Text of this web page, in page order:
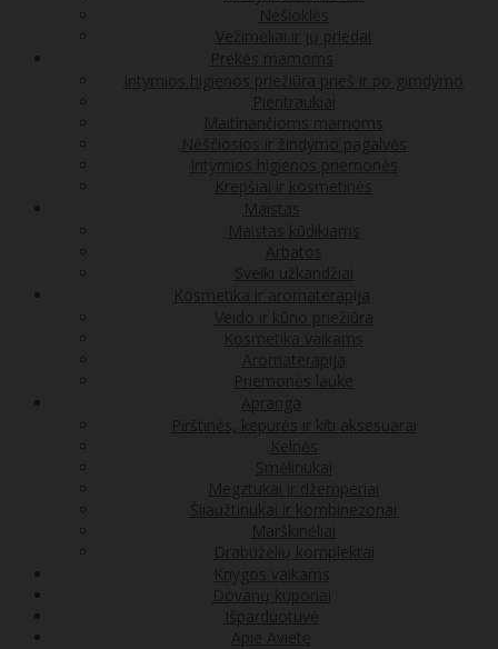
Nešioklės
Vežimėliai ir jų priedai
Prekės mamoms
Intymios higienos priežiūra prieš ir po gimdymo
Pientraukiai
Maitinančioms mamoms
Nėščiosios ir žindymo pagalvės
Intymios higienos priemonės
Krepšiai ir kosmetinės
Maistas
Maistas kūdikiams
Arbatos
Sveiki užkandžiai
Kosmetika ir aromaterapija
Veido ir kūno priežiūra
Kosmetika vaikams
Aromaterapija
Priemonės lauke
Apranga
Pirštinės, kepurės ir kiti aksesuarai
Kelnės
Smėlinukai
Megztukai ir džemperiai
Šliaužtinukai ir kombinezonai
Marškinėliai
Drabužėlių komplektai
Knygos vaikams
Dovanų kuponai
Išparduotuvė
Apie Avietę